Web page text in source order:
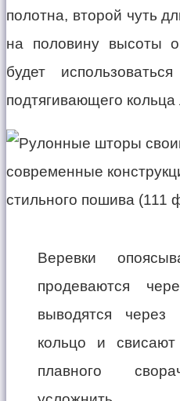
полотна, второй чуть
на половину высоты
будет
подтягивающего
Веревки
продеваются
выводятся через
кольцо и
плавного